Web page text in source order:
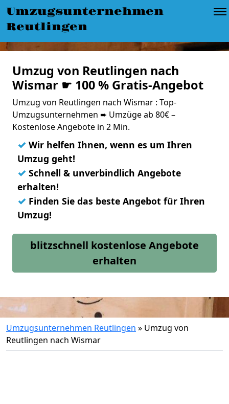
Umzugsunternehmen
Reutlingen
Umzug von Reutlingen nach
Wismar ☛ 100 % Gratis-Angebot
Umzug von Reutlingen nach Wismar : Top-
Umzugsunternehmen ➨ Umzüge ab 80€ –
Kostenlose Angebote in 2 Min.
✓ Wir helfen Ihnen, wenn es um Ihren
Umzug geht!
✓ Schnell & unverbindlich Angebote
erhalten!
✓ Finden Sie das beste Angebot für Ihren
Umzug!
blitzschnell kostenlose Angebote
erhalten
Umzugsunternehmen Reutlingen » Umzug von
Reutlingen nach Wismar